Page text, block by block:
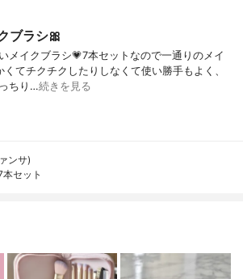
ブラシ🎀
メイクブラシ💗7本セットなので一通りのメイ
くてチクチクしたりしなくて使い勝手もよく、
ちり…続きを見る
ンサ)
本セット